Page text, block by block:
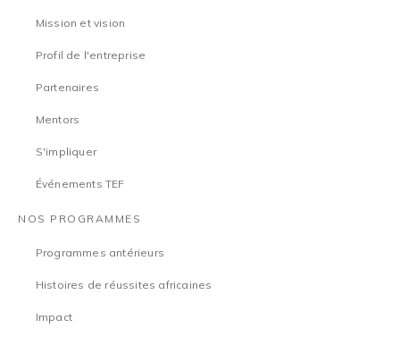
Mission et vision
Profil de l'entreprise
Partenaires
Mentors
S'impliquer
Événements TEF
NOS PROGRAMMES
Programmes antérieurs
Histoires de réussites africaines
Impact